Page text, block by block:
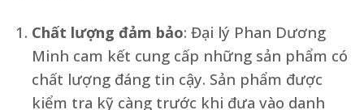
Chất lượng đảm bảo: Đại lý Phan Dương
Minh cam kết cung cấp những sản phẩm có
chất lượng đáng tin cậy. Sản phẩm được
kiểm tra kỹ càng trước khi đưa vào danh